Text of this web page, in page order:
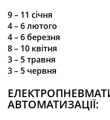
9 – 11 січня
4 – 6лютого
4– 6 березня
8– 10 квітня
3– 5травня
3– 5 червня
АВТОМАТИЗАЦІЇ: